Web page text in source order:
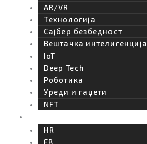
AR/VR
Tехнологија
Сајбер безбедност
Вештачка интелигенција
IoT
Deep Tech
Роботика
Уреди и гаџети
NFT
HR
EB